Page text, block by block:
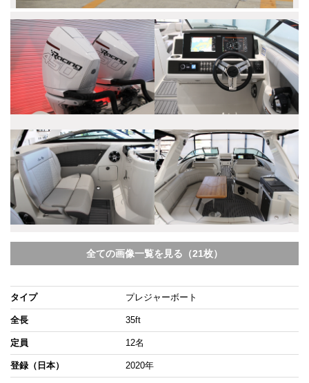
全ての画像一覧を見る（21枚）
タイプ プレジャーボート
全長 35ft
定員 12名
登録（日本） 2020年